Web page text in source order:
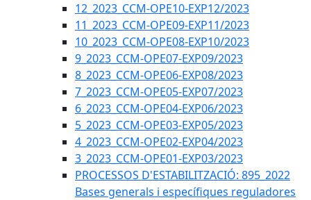
12_2023_CCM-OPE10-EXP12/2023
11_2023_CCM-OPE09-EXP11/2023
10_2023_CCM-OPE08-EXP10/2023
9_2023_CCM-OPE07-EXP09/2023
8_2023_CCM-OPE06-EXP08/2023
7_2023_CCM-OPE05-EXP07/2023
6_2023_CCM-OPE04-EXP06/2023
5_2023_CCM-OPE03-EXP05/2023
4_2023_CCM-OPE02-EXP04/2023
3_2023_CCM-OPE01-EXP03/2023
PROCESSOS D'ESTABILITZACIÓ: 895_2022
Bases generals i específiques reguladores